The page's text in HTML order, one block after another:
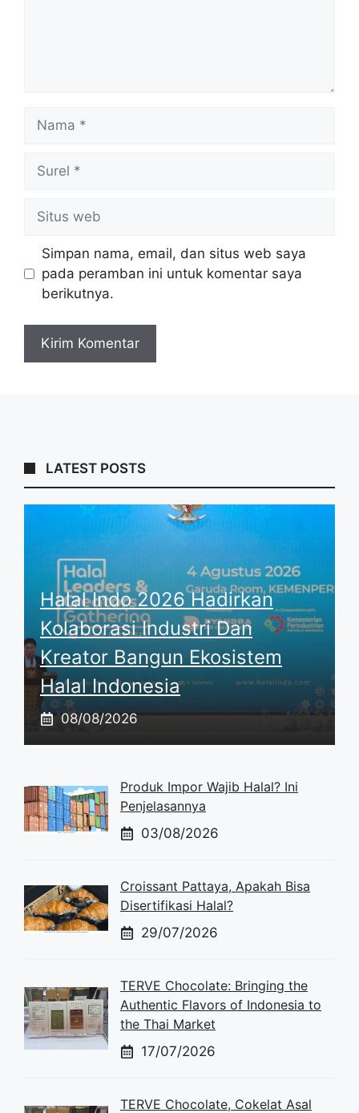
Nama
Surel
Situs
web
Simpan nama, email, dan situs web saya
pada peramban ini untuk komentar saya
berikutnya.
LATEST POSTS
Halal Indo 2026 Hadirkan
Kolaborasi Industri Dan
Kreator Bangun Ekosistem
Halal Indonesia
08/08/2026
Produk Impor Wajib Halal? Ini
Penjelasannya
03/08/2026
Croissant Pattaya, Apakah Bisa
Disertifikasi Halal?
29/07/2026
TERVE Chocolate: Bringing the
Authentic Flavors of Indonesia to
the Thai Market
17/07/2026
TERVE Chocolate, Cokelat Asal